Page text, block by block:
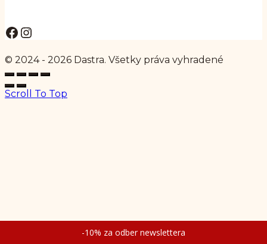
Facebook
Instagram
© 2024 - 2026 Dastra. Všetky práva vyhradené
Scroll To Top
-10% za odber newslettera